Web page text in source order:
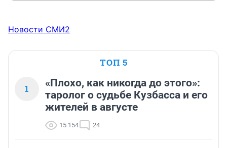
Новости СМИ2
ТОП 5
1
«Плохо, как никогда до этого»:
таролог о судьбе Кузбасса и его
жителей в августе
15 154 24